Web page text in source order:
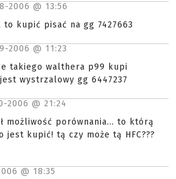
2006 @ 13:56
to kupić pisać na gg 7427663
2006 @ 11:23
takiego walthera p99 kupi
wystrzalowy gg 6447237
2006 @ 21:24
możliwość porównania... to którą
jest kupić! tą czy może tą HFC???
@ 18:35